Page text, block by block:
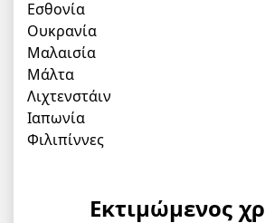
Εσθονία
Ουκρανία
Μαλαισία
Μάλτα
Λιχτενστάιν
Ιαπωνία
Φιλιπίννες
Εκτιμώμενος